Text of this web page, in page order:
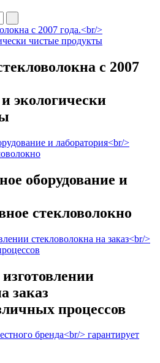
с 2007
экологически
оборудование и
стекловолокно
заказ
процессов